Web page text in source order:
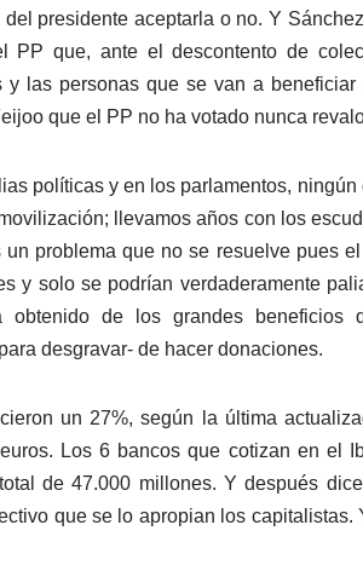
presidente aceptarla o no. Y
que, ante el descontento de
las personas que se van a
que el PP no ha votado nunca
políticas y en los parlamentos,
llevamos años con los
problema que no se resuelve pues
y solo se podrían verdaderamente
de los grandes beneficios
desgravar- de hacer donaciones.
un 27%, según la última
Los 6 bancos que cotizan en el
de 47.000 millones. Y después
que se lo apropian los capitalistas.